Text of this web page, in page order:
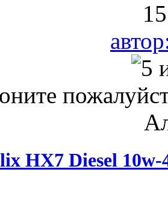
HX7 Diesel 10w-